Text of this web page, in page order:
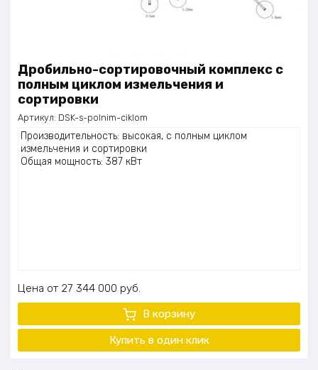
Дробильно-сортировочный комплекс с
полным циклом измельчения и
сортировки
Артикул: DSK-s-polnim-ciklom
Производительность: высокая, с полным циклом
измельчения и сортировки
Общая мощность: 387 кВт
Цена 27 344 000 руб.
В корзину
Купить в один клик